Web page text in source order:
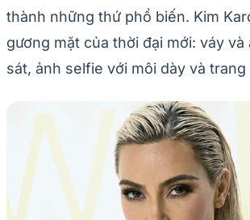
thành những thứ phổ biến. Kim
gương mặt của thời đại mới: váy và
sát, ảnh selfie với môi dày và trang